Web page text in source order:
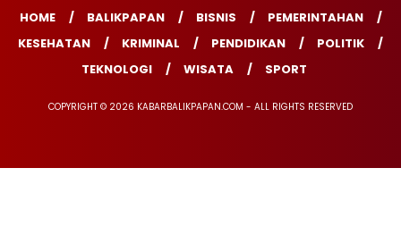
HOME BALIKPAPAN BISNIS
PEMERINTAHAN
KESEHATAN
KRIMINAL PENDIDIKAN
POLITIK
TEKNOLOGI
WISATA SPORT
COPYRIGHT © 2026 KABARBALIKPAPAN.COM - ALL RIGHTS RESERVED